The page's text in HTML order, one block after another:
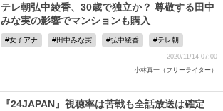
テレ朝弘中綾香、30歳で独立か？ 尊敬する田中
みな実の影響でマンションも購入
女子アナ 田中みな実 弘中綾香 テレ朝
2020/11/14 07:00
小林真一（フリーライター）
『24JAPAN』視聴率は苦戦も全話放送は確定